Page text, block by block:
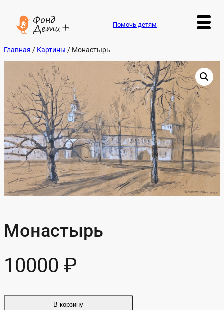
содержимому
Помочь детям
Главная / Картины / Монастырь
Монастырь
10000 ₽
В корзину